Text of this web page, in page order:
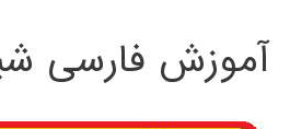
آموزش فارسی